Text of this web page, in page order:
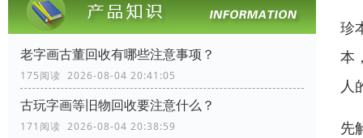
老字画古董回收有哪些注意事项？
175阅读 2026-08-04 20:41:05
古玩字画等旧物回收要注意什么？
171阅读 2026-08-04 20:38:59
珍
本
人
先